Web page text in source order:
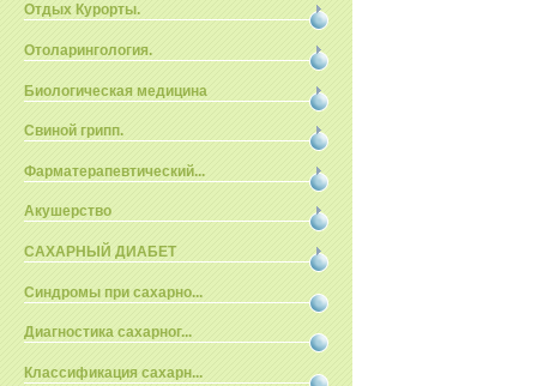
Отдых Курорты.
Отоларингология.
Биологическая медицина
Свиной грипп.
Фарматерапевтический...
Акушерство
САХАРНЫЙ ДИАБЕТ
Синдромы при сахарно...
Диагностика сахарног...
Классификация сахарн...